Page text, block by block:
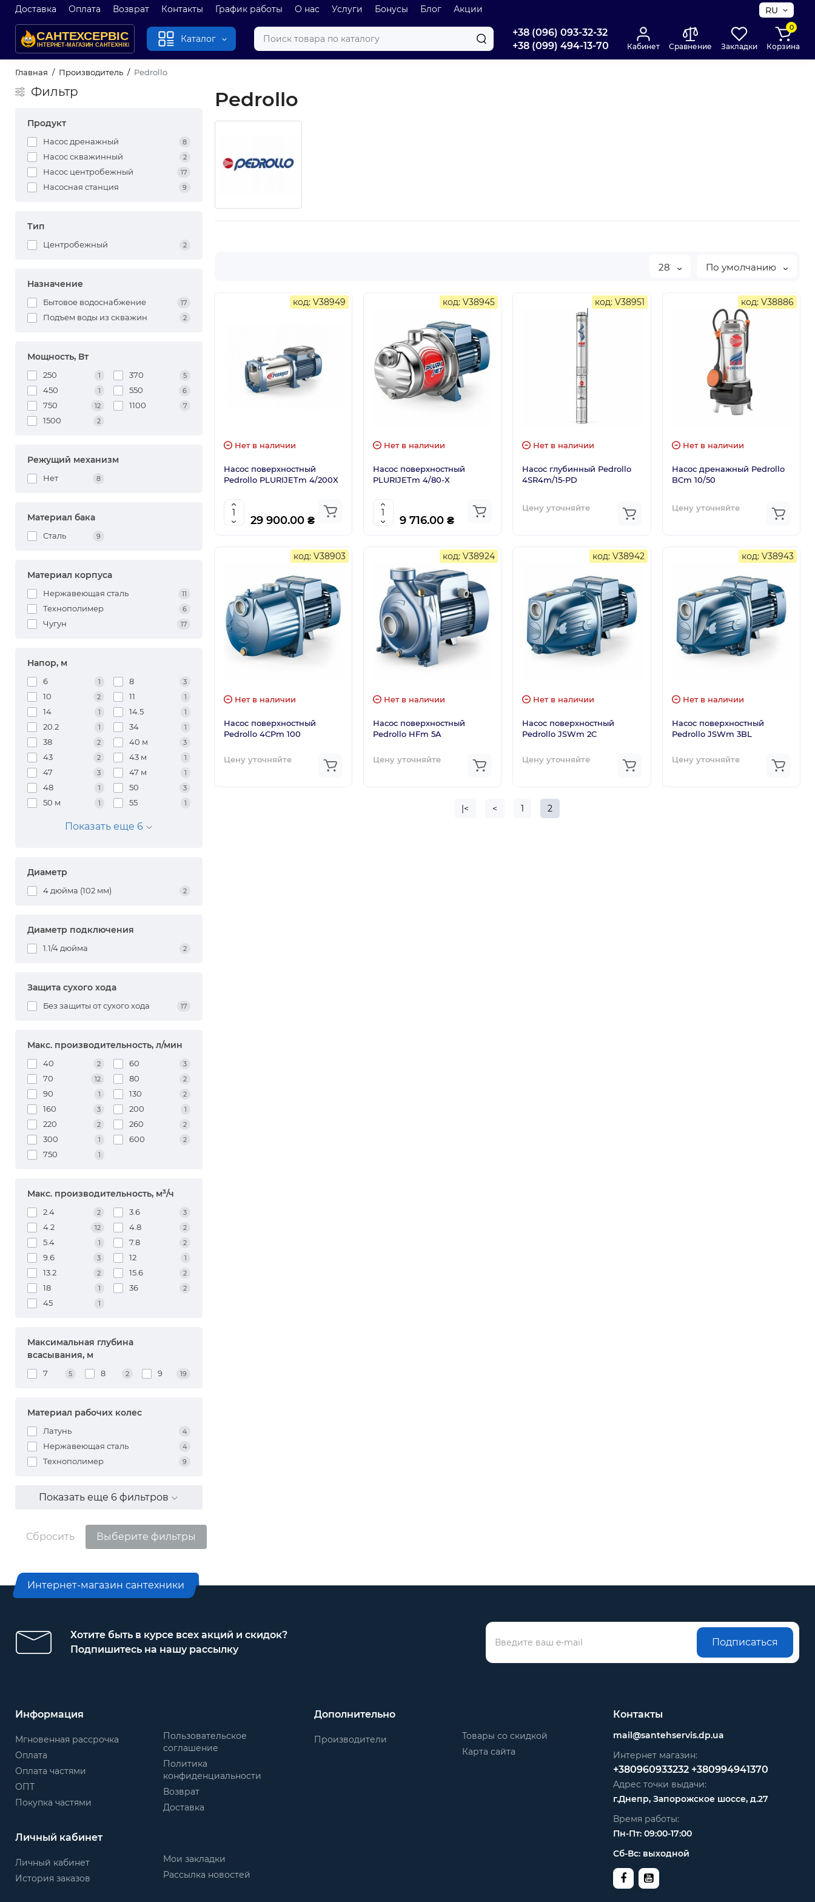
Доставка Оплата Возврат Контакты График работы О нас Услуги Бонусы Блог Акции RU
Каталог
+38 (096) 093-32-32
+38 (099) 494-13-70
Кабинет Сравнение Закладки
0
Корзина
Главная Производитель Pedrollo
Фильтр
Продукт
Насос дренажный 8
Насос скважинный 2
Насос центробежный 17
Насосная станция 9
Тип
Центробежный 2
Назначение
Бытовое водоснабжение 17
Подъем воды из скважин 2
Мощность, Вт
250 1 370 5
450 1 550 6
750 12 1100 7
1500 2
Режущий механизм
Нет 8
Материал бака
Сталь 9
Материал корпуса
Нержавеющая сталь 11
Технополимер 6
Чугун 17
Напор, м
6 1 8 3
10 2 11 1
14 1 14.5 1
20.2 1 34 1
38 2 40 м 3
43 2 43 м 1
47 3 47 м 1
48 1 50 3
50 м 1 55 1
Показать еще 6
Диаметр
4 дюйма (102 мм) 2
Диаметр подключения
1.1/4 дюйма 2
Защита сухого хода
Без защиты от сухого хода 17
Макс. производительность, л/мин
40 2 60 3
70 12 80 2
90 1 130 2
160 3 200 1
220 2 260 2
300 1 600 2
750 1
Макс. производительность, м³/ч
2.4 2 3.6 3
4.2 12 4.8 2
5.4 1 7.8 2
9.6 3 12 1
13.2 2 15.6 2
18 1 36 2
45 1
Максимальная глубина
всасывания, м
7 5 8 2 9 19
Материал рабочих колес
Латунь 4
Нержавеющая сталь 4
Технополимер 9
Показать еще 6 фильтров
Сбросить Выберите фильтры
Pedrollo
28 По умолчанию
код: V38949
Нет в наличии
Насос поверхностный
Pedrollo PLURIJETm 4/200X
29 900.00 ₴
код: V38945
Нет в наличии
Насос поверхностный
PLURIJETm 4/80-X
9 716.00 ₴
код: V38951
Нет в наличии
Насос глубинный Pedrollo
4SR4m/15-PD
Цену уточняйте
код: V38886
Нет в наличии
Насос дренажный Pedrollo
BCm 10/50
Цену уточняйте
код: V38903
Нет в наличии
Насос поверхностный
Pedrollo 4CPm 100
Цену уточняйте
код: V38924
Нет в наличии
Насос поверхностный
Pedrollo HFm 5A
Цену уточняйте
код: V38942
Нет в наличии
Насос поверхностный
Pedrollo JSWm 2C
Цену уточняйте
код: V38943
Нет в наличии
Насос поверхностный
Pedrollo JSWm 3BL
Цену уточняйте
|< < 1 2
Интернет-магазин сантехники
Хотите быть в курсе всех акций и скидок?
Подпишитесь на нашу рассылку
Подписаться
Информация
Мгновенная рассрочка
Оплата
Оплата частями
ОПТ
Покупка частями
Пользовательское
соглашение
Политика
конфиденциальности
Возврат
Доставка
Дополнительно
Производители
Товары со скидкой
Карта сайта
Личный кабинет
Личный кабинет
История заказов
Мои закладки
Рассылка новостей
Контакты
mail@santehservis.dp.ua
Интернет магазин:
+380960933232 +380994941370
Адрес точки выдачи:
г.Днепр, Запорожское шоссе, д.27
Время работы:
Пн-Пт: 09:00-17:00
Сб-Вс: выходной